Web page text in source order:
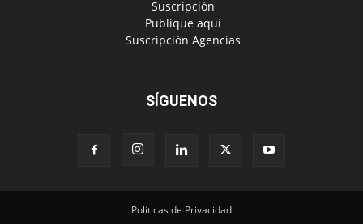
‎ Suscripción
‎ Publique aquí
‎ Suscripción Agencias
SÍGUENOS
Políticas de Privacidad